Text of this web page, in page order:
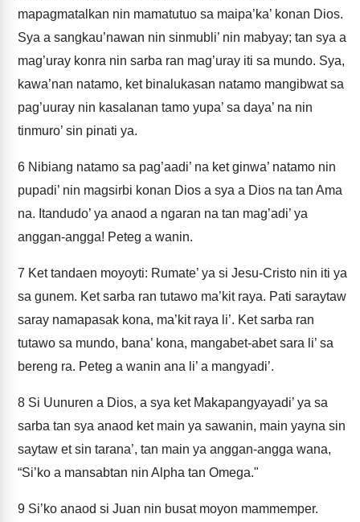
mapagmatalkan nin mamatutuo sa maipa’ka’ konan Dios.
Sya a sangkau’nawan nin sinmubli’ nin mabyay; tan sya a
mag’uray konra nin sarba ran mag’uray iti sa mundo. Sya,
kawa’nan natamo, ket binalukasan natamo mangibwat sa
pag’uuray nin kasalanan tamo yupa’ sa daya’ na nin
tinmuro’ sin pinati ya.
6 Nibiang natamo sa pag’aadi’ na ket ginwa’ natamo nin
pupadi’ nin magsirbi konan Dios a sya a Dios na tan Ama
na. Itandudo’ ya anaod a ngaran na tan mag’adi’ ya
anggan-angga! Peteg a wanin.
7 Ket tandaen moyoyti: Rumate’ ya si Jesu-Cristo nin iti ya
sa gunem. Ket sarba ran tutawo ma’kit raya. Pati saraytaw
saray namapasak kona, ma’kit raya li’. Ket sarba ran
tutawo sa mundo, bana’ kona, mangabet-abet sara li’ sa
bereng ra. Peteg a wanin ana li’ a mangyadi’.
8 Si Uunuren a Dios, a sya ket Makapangyayadi’ ya sa
sarba tan sya anaod ket main ya sawanin, main yayna sin
saytaw et sin tarana’, tan main ya anggan-angga wana,
“Si’ko a mansabtan nin Alpha tan Omega."
9 Si’ko anaod si Juan nin busat moyon mammemper.